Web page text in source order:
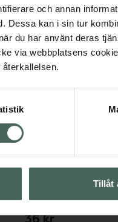
och annan
Dessa kan i sin tur
du har använt deras
via webbplatsens
Tillåt
Apotek Linsvätska
ett
100 ml
produkt